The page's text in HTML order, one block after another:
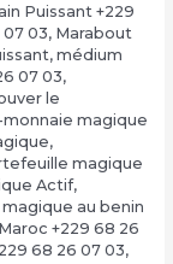
Puissant +229
03, Marabout
, médium
07 03,
le
magique
,
magique
Actif,
au benin
+229 68 26
68 26 07 03,